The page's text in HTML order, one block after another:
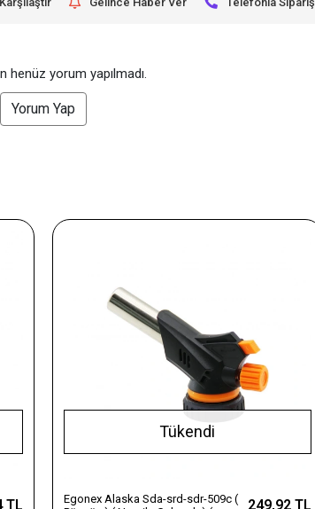
henüz yorum yapılmadı.
Yorum Yap
TL
Tükendi
Egonex Alaska Sda-srd-sdr-509c (
249,92 TL